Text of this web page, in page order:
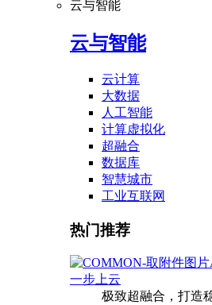
云与智能
云与智能
云计算
大数据
人工智能
计算虚拟化
超融合
数据库
智慧城市
工业互联网
热门推荐
一步上云
极致超融合，打造